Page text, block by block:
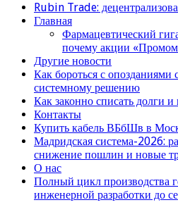
Rubin Trade:
Главная
Фармацевтический
почему акции
Другие новости
Как бороться с опозданиями
системному решению
Как законно списать долги и
Контакты
Купить кабель ВБбШв в
Мадридская система-2026:
снижение пошлин и новые
О нас
Полный цикл производства
инженерной разработки до